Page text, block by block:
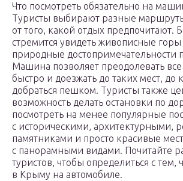
Что посмотреть обязательно на
Туристы выбирают разные
от того, какой отдых предпочитают.
стремится увидеть живописные
природные достопримечательности
Машина позволяет преодолевать все
быстро и доезжать до таких мест, до
добраться пешком. Туристы также
возможность делать остановки по
посмотреть на менее популярные
с историческими, архитектурными,
памятниками и просто красивые
с панорамными видами. Почитайте
туристов, чтобы определиться с тем,
в Крыму на автомобиле.